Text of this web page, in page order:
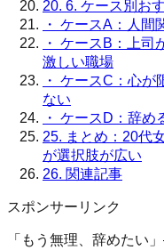
20. 6. ケース別お
・ ケースA：人間
・ ケースB：上司
激しい職場
・ ケースC：心が
ない
・ ケースD：辞め
25. まとめ：20代
が選択肢が広い
26. 関連記事
スポンサーリンク
「もう無理、辞めたい